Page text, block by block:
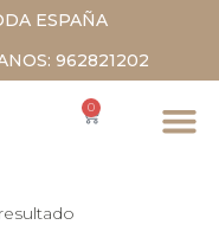
ESPAÑA
962821202
0